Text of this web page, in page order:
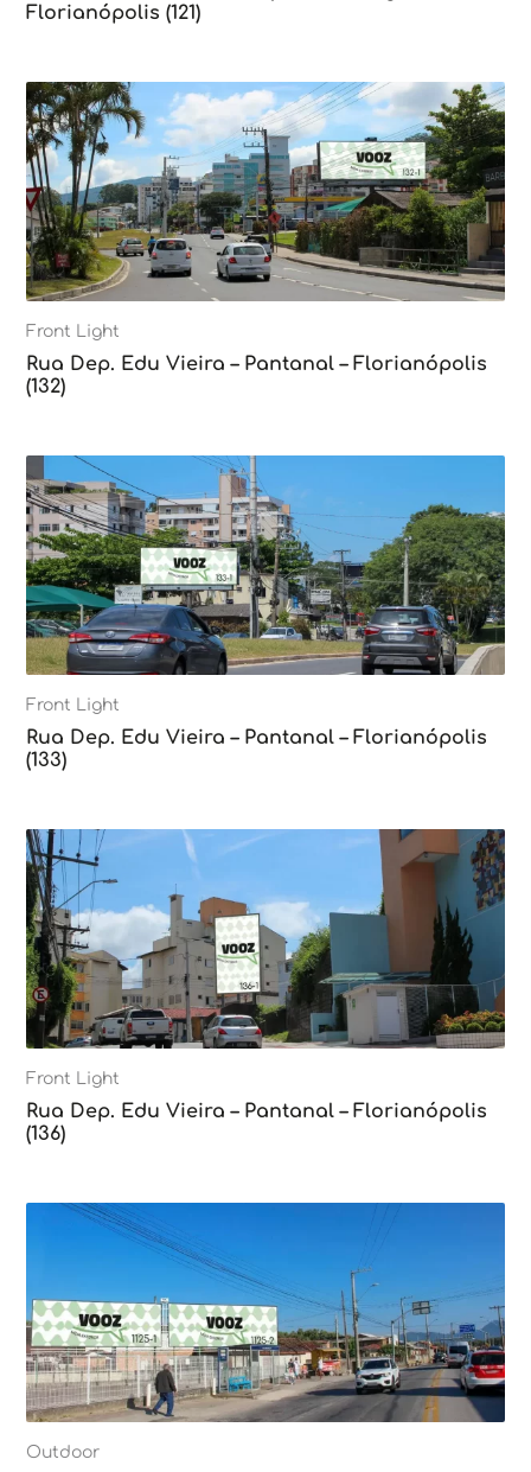
Florianópolis (121)
Front Light
Rua Dep. Edu Vieira – Pantanal – Florianópolis
(132)
Front Light
Rua Dep. Edu Vieira – Pantanal – Florianópolis
(133)
Front Light
Rua Dep. Edu Vieira – Pantanal – Florianópolis
(136)
Outdoor